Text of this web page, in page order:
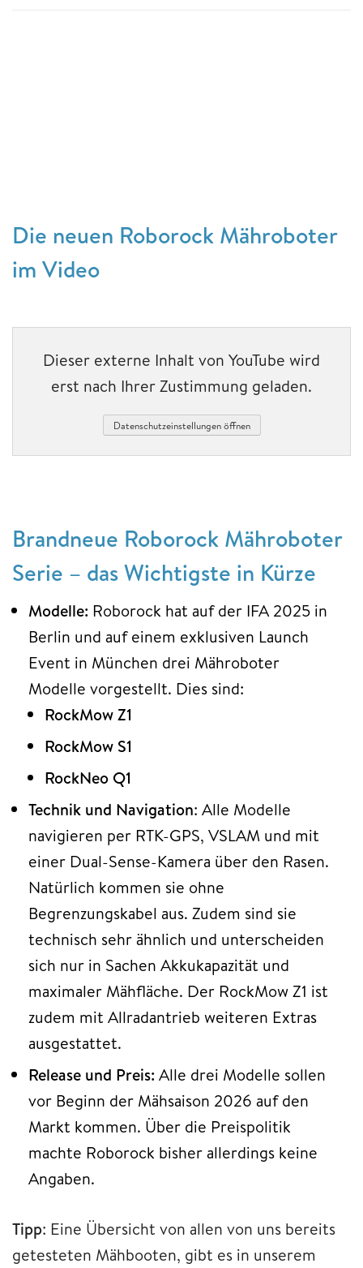
Die neuen Roborock Mähroboter
im Video
Dieser externe Inhalt von YouTube wird
erst nach Ihrer Zustimmung geladen.
Datenschutzeinstellungen öffnen
Brandneue Roborock Mähroboter
Serie – das Wichtigste in Kürze
Modelle: Roborock hat auf der IFA 2025 in
Berlin und auf einem exklusiven Launch
Event in München drei Mähroboter
Modelle vorgestellt. Dies sind:
RockMow Z1
RockMow S1
RockNeo Q1
Technik und Navigation: Alle Modelle
navigieren per RTK-GPS, VSLAM und mit
einer Dual-Sense-Kamera über den Rasen.
Natürlich kommen sie ohne
Begrenzungskabel aus. Zudem sind sie
technisch sehr ähnlich und unterscheiden
sich nur in Sachen Akkukapazität und
maximaler Mähfläche. Der RockMow Z1 ist
zudem mit Allradantrieb weiteren Extras
ausgestattet.
Release und Preis: Alle drei Modelle sollen
vor Beginn der Mähsaison 2026 auf den
Markt kommen. Über die Preispolitik
machte Roborock bisher allerdings keine
Angaben.
Tipp: Eine Übersicht von allen von uns bereits
getesteten Mähbooten, gibt es in unserem